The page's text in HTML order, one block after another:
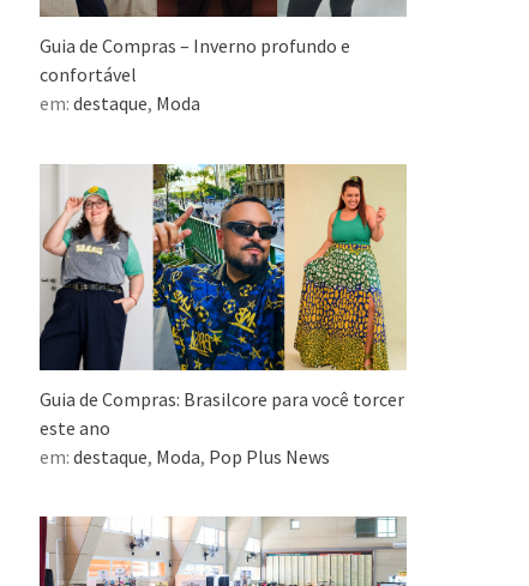
Guia de Compras – Inverno profundo e
confortável
em: destaque, Moda
Guia de Compras: Brasilcore para você torcer
este ano
em: destaque, Moda, Pop Plus News